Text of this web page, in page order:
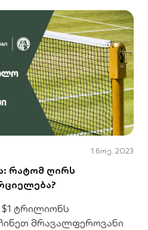
1 ნოე. 2023
რატომ ღირს
ტრილიონს
მრავალფეროვანი